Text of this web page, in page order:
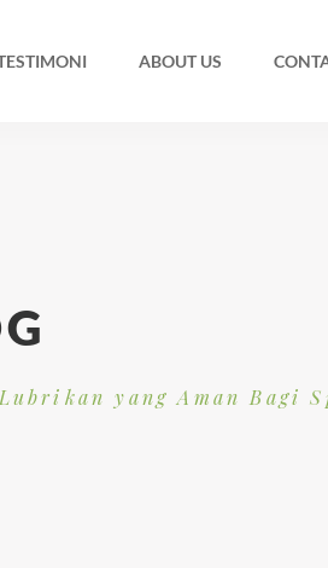
ABOUT US
yang Aman Bagi